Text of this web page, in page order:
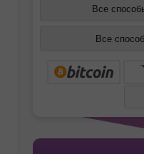
Все
Все